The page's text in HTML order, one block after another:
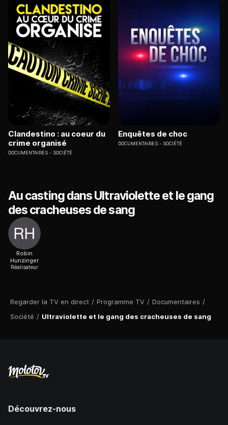
Regarder la TV en direct / Programme TV / Documentaires /
Société / Ultraviolette et le gang des cracheuses de sang
Clandestino : au coeur du
crime organisé
DOCUMENTAIRES SOCIÉTÉ
Enquêtes de choc
DOCUMENTAIRES SOCIÉTÉ
Au casting dans Ultraviolette et le gang
des cracheuses de sang
Robin
Hunzinger
Réalisateur
Découvrez-nous